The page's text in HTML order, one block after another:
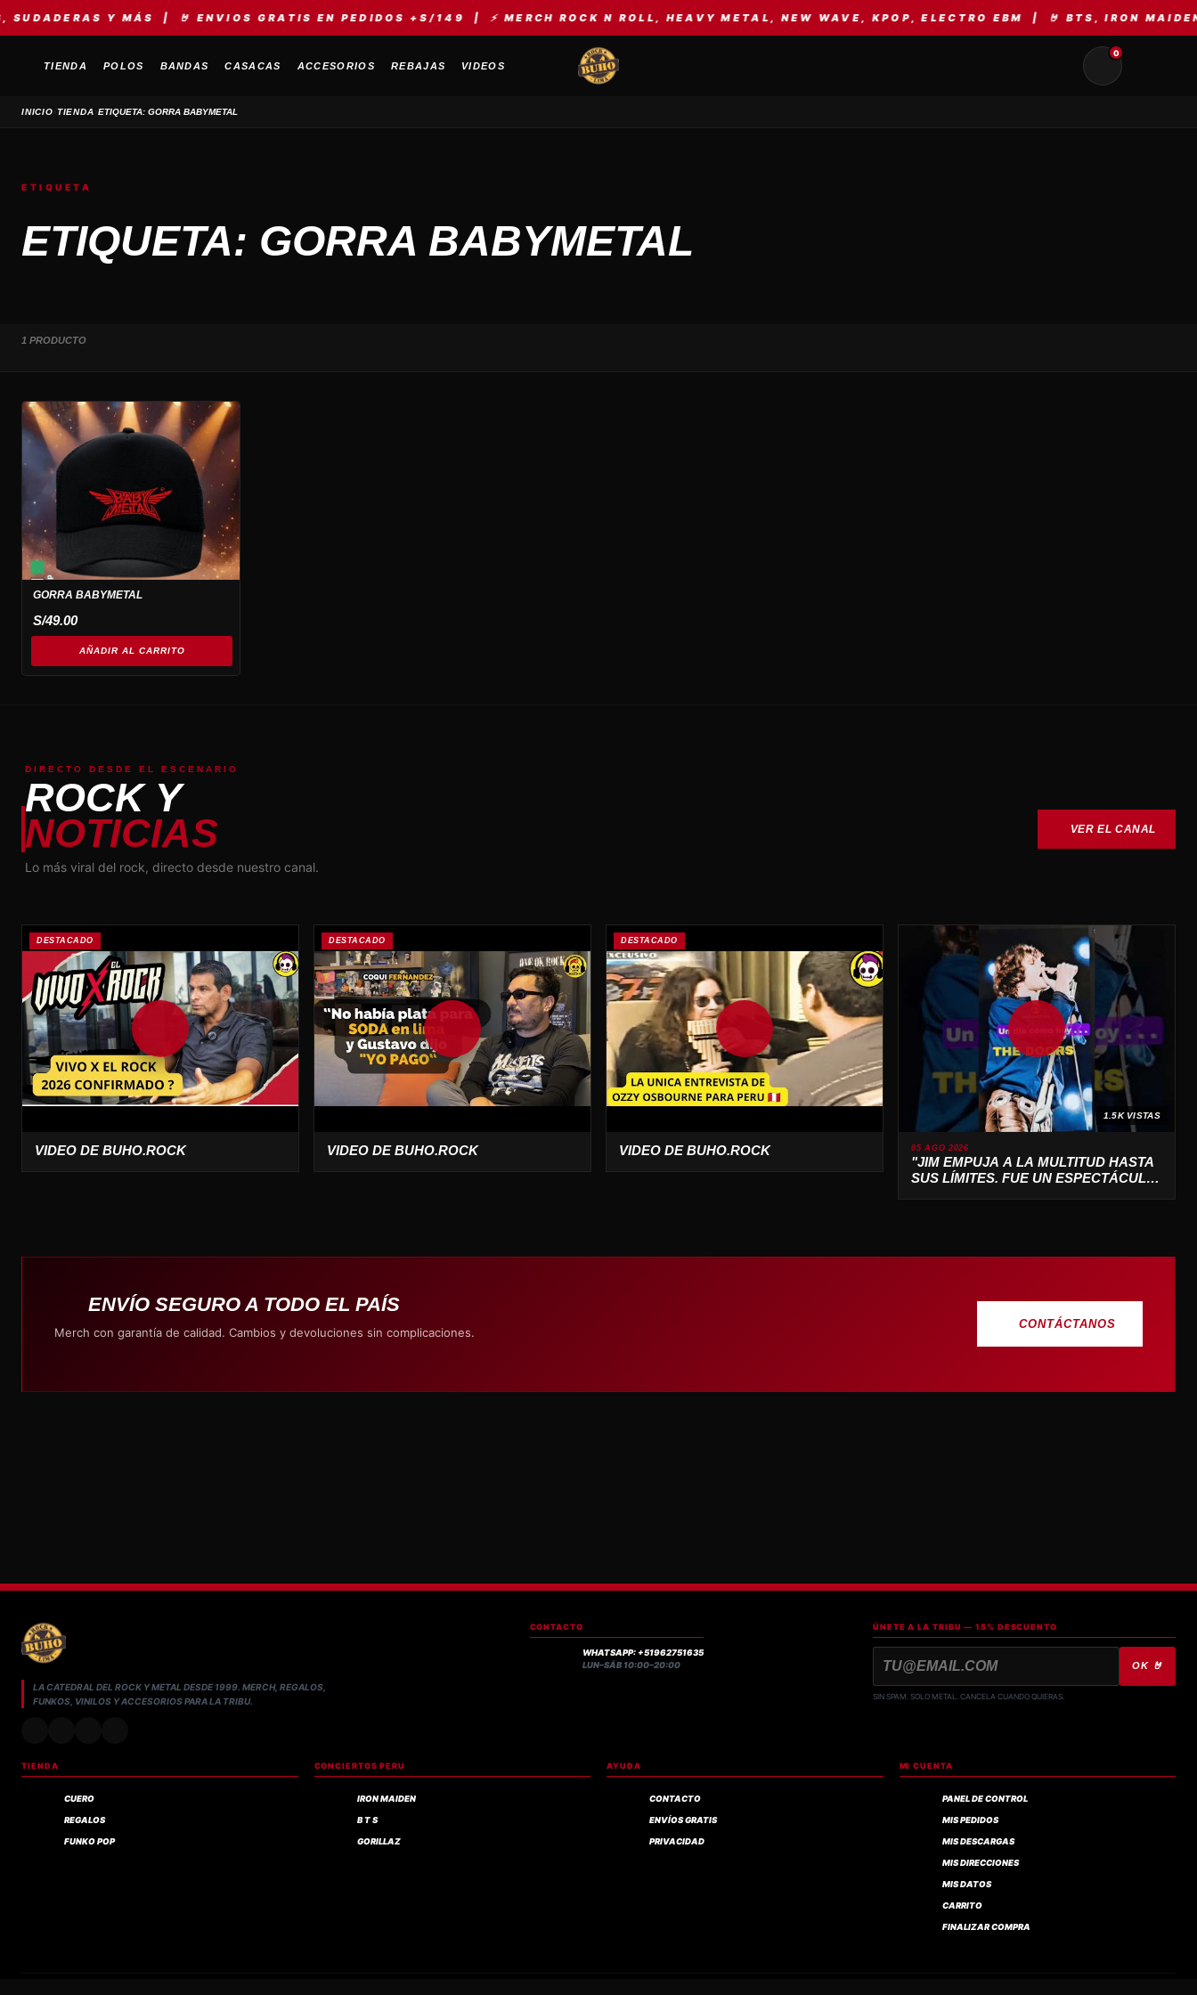
Y MÁS | 🤘 ENVIOS GRATIS EN PEDIDOS +S/149 | ⚡ MERCH ROCK N ROLL, HEAVY METAL, NEW WAVE, KPOP, ELECTRO EBM | 🤘 BTS, IRON MAIDEN,
TIENDA POLOS BANDAS CASACAS ACCESORIOS REBAJAS VIDEOS
0
INICIO›TIENDA›ETIQUETA: GORRA BABYMETAL
ETIQUETA
ETIQUETA: GORRA BABYMETAL
1 PRODUCTO
GORRA BABYMETAL
S/49.00
AÑADIR AL CARRITO
DIRECTO DESDE EL ESCENARIO
ROCK Y
NOTICIAS
Lo más viral del rock, directo desde nuestro canal.
VER EL CANAL
DESTACADO
VIDEO DE BUHO.ROCK
DESTACADO
VIDEO DE BUHO.ROCK
DESTACADO
VIDEO DE BUHO.ROCK
1.5K VISTAS
05 AGO 2026
"JIM EMPUJA A LA MULTITUD HASTA
SUS LÍMITES. FUE UN ESPECTÁCULO
ENVÍO SEGURO A TODO EL PAÍS
Merch con garantía de calidad. Cambios y devoluciones sin complicaciones.
CONTÁCTANOS
LA CATEDRAL DEL ROCK Y METAL DESDE 1999. MERCH, REGALOS,
FUNKOS, VINILOS Y ACCESORIOS PARA LA TRIBU.
CONTACTO
WHATSAPP: +51962751635
LUN–SÁB 10:00–20:00
ÚNETE A LA TRIBU — 15% DESCUENTO
OK 🤘
SIN SPAM. SOLO METAL. CANCELA CUANDO QUIERAS.
TIENDA
CUERO
REGALOS
FUNKO POP
CONCIERTOS PERU
IRON MAIDEN
B T S
GORILLAZ
AYUDA
CONTACTO
ENVÍOS GRATIS
PRIVACIDAD
MI CUENTA
PANEL DE CONTROL
MIS PEDIDOS
MIS DESCARGAS
MIS DIRECCIONES
MIS DATOS
CARRITO
FINALIZAR COMPRA